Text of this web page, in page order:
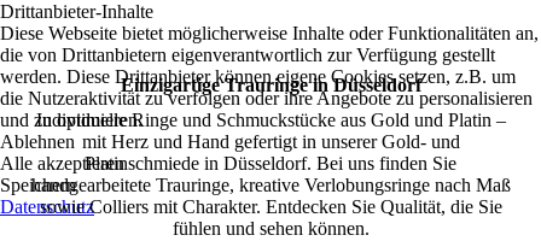
Einzigartige Trauringe in Düsseldorf
Individuelle Ringe und Schmuckstücke aus Gold und Platin –
mit Herz und Hand gefertigt in unserer Gold- und
Platinschmiede in Düsseldorf. Bei uns finden Sie
handgearbeitete Trauringe, kreative Verlobungsringe nach Maß
sowie Colliers mit Charakter. Entdecken Sie Qualität, die Sie
fühlen und sehen können.
Drittanbieter-Inhalte
Diese Webseite bietet möglicherweise Inhalte oder Funktionalitäten an,
die von Drittanbietern eigenverantwortlich zur Verfügung gestellt
werden. Diese Drittanbieter können eigene Cookies setzen, z.B. um
die Nutzeraktivität zu verfolgen oder ihre Angebote zu personalisieren
und zu optimieren.
Ablehnen
Alle akzeptieren
Speichern
Datenschutz